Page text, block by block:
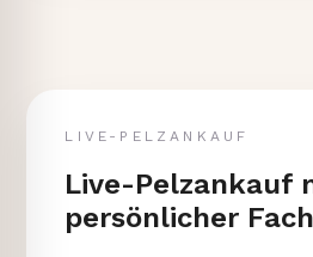
LIVE-PELZANKAUF
Live-Pelzankauf
persönlicher